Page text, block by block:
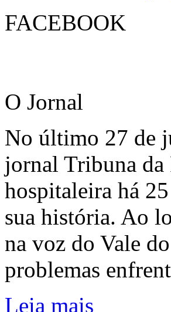
FACEBOOK
O Jornal
No último 27 de
jornal Tribuna da
hospitaleira há
sua história. Ao
na voz do Vale
problemas
Leia mais